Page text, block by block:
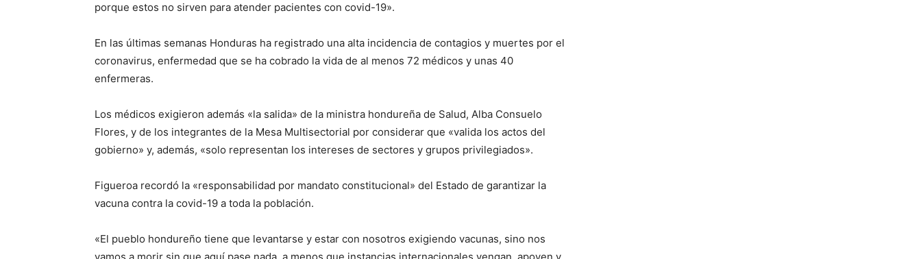
porque estos no sirven para atender pacientes con covid-19».
En las últimas semanas Honduras ha registrado una alta incidencia de contagios y muertes por el
coronavirus, enfermedad que se ha cobrado la vida de al menos 72 médicos y unas 40
enfermeras.
Los médicos exigieron además «la salida» de la ministra hondureña de Salud, Alba Consuelo
Flores, y de los integrantes de la Mesa Multisectorial por considerar que «valida los actos del
gobierno» y, además, «solo representan los intereses de sectores y grupos privilegiados».
Figueroa recordó la «responsabilidad por mandato constitucional» del Estado de garantizar la
vacuna contra la covid-19 a toda la población.
«El pueblo hondureño tiene que levantarse y estar con nosotros exigiendo vacunas, sino nos